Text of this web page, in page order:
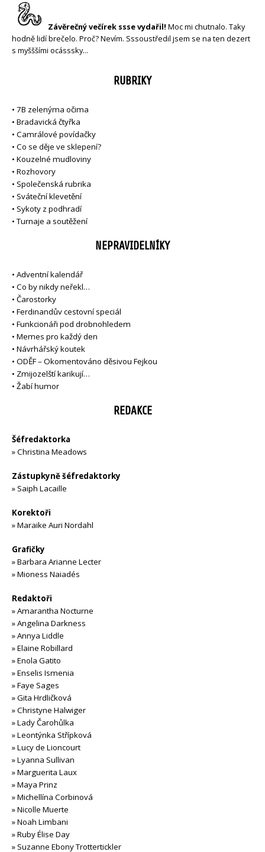
Závěrečný večírek ssse vydařil! Moc mi chutnalo. Taky
hodně lidí brečelo. Proč? Nevím. Sssoustředil jsem se na ten dezert
s myšššími ocásssky…
RUBRIKY
• 7B zelenýma očima
• Bradavická čtyřka
• Camrálové povídačky
• Co se děje ve sklepení?
• Kouzelné mudloviny
• Rozhovory
• Společenská rubrika
• Sváteční klevetění
• Sykoty z podhradí
•Turnaje a soutěžení
NEPRAVIDELNÍKY
• Adventní kalendář
• Co by nikdy neřekl…
• Čarostorky
• Ferdinandův cestovní speciál
• Funkcionáři pod drobnohledem
• Memes pro každý den
• Návrhářský koutek
• ODĚF – Okomentováno děsivou Fejkou
• Zmijozelští karikují…
• Žabí humor
REDAKCE
Šéfredaktorka
»Christina Meadows
Zástupkyně šéfredaktorky
» Saiph Lacaille
Korektoři
»Maraike Auri Nordahl
Grafičky
»Barbara Arianne Lecter
»Mioness Naiadés
Redaktoři
»Amarantha Nocturne
»Angelina Darkness
»Annya Liddle
»Elaine Robillard
»Enola Gatito
»Enselis Ismenia
»Faye Sages
»Gita Hrdličková
»Christyne Halwiger
»Lady Čarohůlka
»Leontýnka Střípková
»Lucy de Lioncourt
»Lyanna Sullivan
»Marguerita Laux
»Maya Prinz
»Michellína Corbinová
»Nicolle Muerte
»Noah Limbani
»Ruby Élise Day
» Suzanne Ebony Trottertickler